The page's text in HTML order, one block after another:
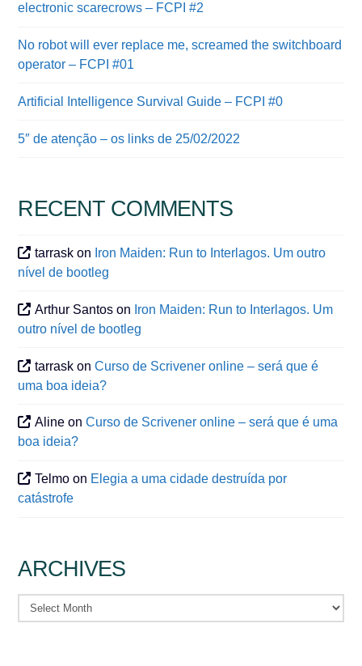
electronic scarecrows – FCPI #2
No robot will ever replace me, screamed the switchboard
operator – FCPI #01
Artificial Intelligence Survival Guide – FCPI #0
5″ de atenção – os links de 25/02/2022
RECENT COMMENTS
tarrask on Iron Maiden: Run to Interlagos. Um outro
nível de bootleg
Arthur Santos on Iron Maiden: Run to Interlagos. Um
outro nível de bootleg
tarrask onCurso de Scrivener online – será que é
uma boa ideia?
Aline onCurso de Scrivener online – será que é uma
boa ideia?
Telmo on Elegia a uma cidade destruída por
catástrofe
ARCHIVES
Archives